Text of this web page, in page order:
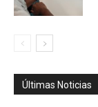
Últimas Noticias